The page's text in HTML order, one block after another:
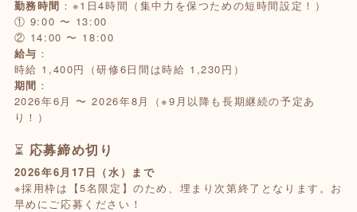
勤務時間 ：※1日4時間（集中力を保つための短時間設定！）
① 9:00 〜 13:00
② 14:00 〜 18:00
給与 ：
時給 1,400円（研修6日間は時給 1,230円）
期間 ：
2026年6月 〜 2026年8月（※9月以降も長期継続の予定あ
り！）
⏳ 応募締め切り
2026年6月17日（水）まで
※採用枠は【5名限定】のため、埋まり次第終了となります。お
早めにご応募ください！